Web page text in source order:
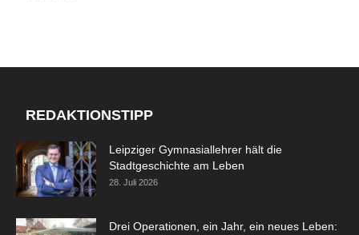
REDAKTIONSTIPP
Leipziger Gymnasiallehrer hält die
Stadtgeschichte am Leben
28. Juli 2026
Drei Operationen, ein Jahr, ein neues Leben: